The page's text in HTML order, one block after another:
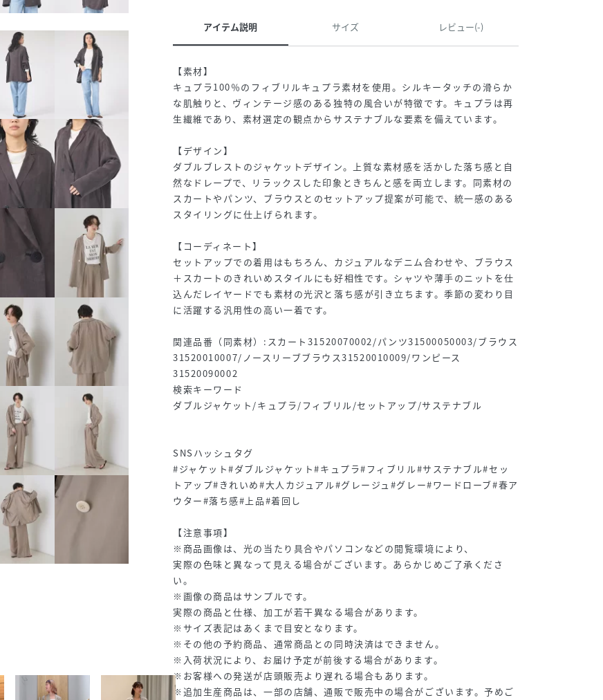
アイテム説明 サイズ レビュー(-)
【素材】
キュプラ100％のフィブリルキュプラ素材を使用。シルキータッチの滑らか
な肌触りと、ヴィンテージ感のある独特の風合いが特徴です。キュプラは再
生繊維であり、素材選定の観点からサステナブルな要素を備えています。
【デザイン】
ダブルブレストのジャケットデザイン。上質な素材感を活かした落ち感と自
然なドレープで、リラックスした印象ときちんと感を両立します。同素材の
スカートやパンツ、ブラウスとのセットアップ提案が可能で、統一感のある
スタイリングに仕上げられます。
【コーディネート】
セットアップでの着用はもちろん、カジュアルなデニム合わせや、ブラウス
＋スカートのきれいめスタイルにも好相性です。シャツや薄手のニットを仕
込んだレイヤードでも素材の光沢と落ち感が引き立ちます。季節の変わり目
に活躍する汎用性の高い一着です。
関連品番（同素材）:スカート31520070002/パンツ31500050003/ブラウス
31520010007/ノースリーブブラウス31520010009/ワンピース
31520090002
検索キーワード
ダブルジャケット/キュプラ/フィブリル/セットアップ/サステナブル
SNSハッシュタグ
#ジャケット#ダブルジャケット#キュプラ#フィブリル#サステナブル#セッ
トアップ#きれいめ#大人カジュアル#グレージュ#グレー#ワードローブ#春ア
ウター#落ち感#上品#着回し
【注意事項】
※商品画像は、光の当たり具合やパソコンなどの閲覧環境により、
実際の色味と異なって見える場合がございます。あらかじめご了承くださ
い。
※画像の商品はサンプルです。
実際の商品と仕様、加工が若干異なる場合があります。
※サイズ表記はあくまで目安となります。
※その他の予約商品、通常商品との同時決済はできません。
※入荷状況により、お届け予定が前後する場合があります。
※お客様への発送が店頭販売より遅れる場合もあります。
※追加生産商品は、一部の店舗、通販で販売中の場合がございます。予めご